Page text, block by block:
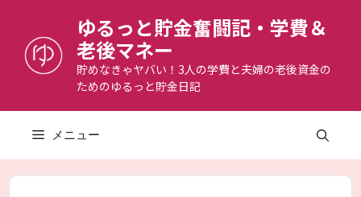
へ
ゆるっと貯金奮闘記・学費＆
老後マネー
貯めなきゃヤバい！3人の学費と夫婦の老後資金の
ためのゆるっと貯金日記
メニュー